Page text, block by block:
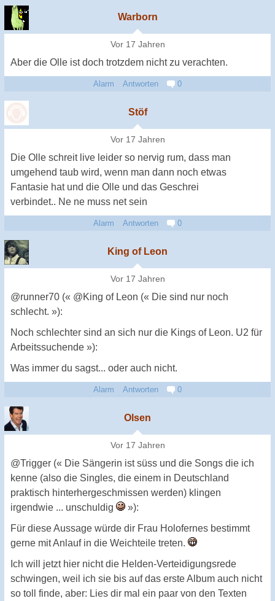
Warborn
Vor 17 Jahren
Aber die Olle ist doch trotzdem nicht zu verachten.
Alarm Antworten 0
Stöf
Vor 17 Jahren
Die Olle schreit live leider so nervig rum, dass man
umgehend taub wird, wenn man dann noch etwas
Fantasie hat und die Olle und das Geschrei
verbindet.. Ne ne muss net sein
Alarm Antworten 0
King of Leon
Vor 17 Jahren
@runner70 (« @King of Leon (« Die sind nur noch
schlecht. »):
Noch schlechter sind an sich nur die Kings of Leon. U2 für
Arbeitssuchende »):
Was immer du sagst... oder auch nicht.
Alarm Antworten 0
Olsen
Vor 17 Jahren
@Trigger (« Die Sängerin ist süss und die Songs die ich
kenne (also die Singles, die einem in Deutschland
praktisch hinterhergeschmissen werden) klingen
irgendwie ... unschuldig
»):
Für diese Aussage würde dir Frau Holofernes bestimmt
gerne mit Anlauf in die Weichteile treten.
Ich will jetzt hier nicht die Helden-Verteidigungsrede
schwingen, weil ich sie bis auf das erste Album auch nicht
so toll finde, aber: Lies dir mal ein paar von den Texten